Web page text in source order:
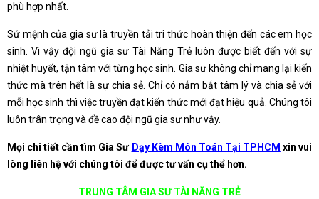
phù hợp nhất.
Sứ mệnh của gia sư là truyền tải tri thức hoàn thiện đến các em học
sinh. Vì vậy đội ngũ gia sư Tài Năng Trẻ luôn được biết đến với sự
nhiệt huyết, tận tâm với từng học sinh. Gia sư không chỉ mang lại kiến
thức mà trên hết là sự chia sẻ. Chỉ có nắm bắt tâm lý và chia sẻ với
mỗi học sinh thì việc truyền đạt kiến thức mới đạt hiệu quả. Chúng tôi
luôn trân trọng và đề cao đội ngũ gia sư như vậy.
Mọi chi tiết cần tìm Gia Sư Dạy Kèm Môn Toán Tại TPHCM xin vui
lòng liên hệ với chúng tôi để được tư vấn cụ thể hơn.
TRUNG TÂM GIA SƯ TÀI NĂNG TRẺ